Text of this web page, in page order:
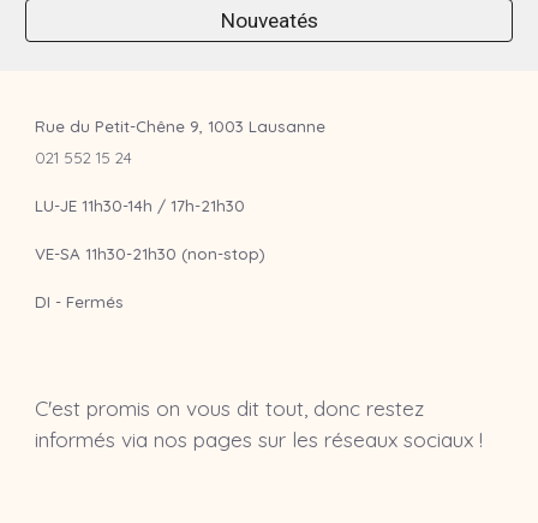
Nouveatés
Rue du Petit-Chêne 9, 1003 Lausanne
021 552 15 24
LU-JE 11h30-14h / 17h-21h30
VE-SA 11h30-21h30 (non-stop)
DI - Fermés
C'est promis on vous dit tout, donc restez
informés via nos pages sur les réseaux sociaux !